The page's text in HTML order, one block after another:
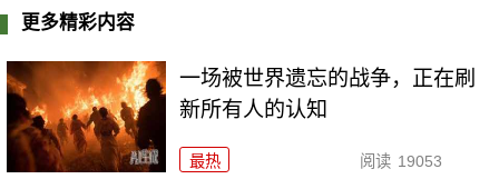
更多精彩内容
一场被世界遗忘的战争，正在刷
新所有人的认知
最热 阅读 19053